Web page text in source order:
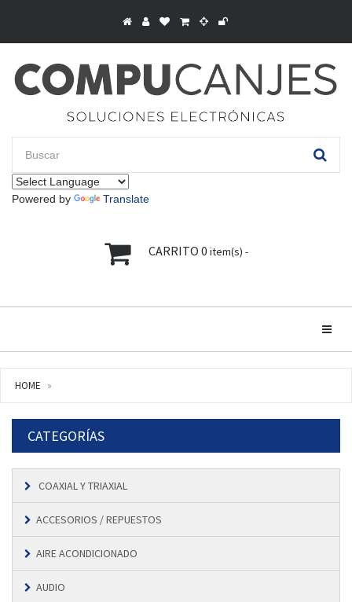
Powered by Translate
CARRITO 0 item(s) -
HOME
CATEGORÍAS
COAXIAL Y TRIAXIAL
ACCESORIOS / REPUESTOS
AIRE ACONDICIONADO
AUDIO